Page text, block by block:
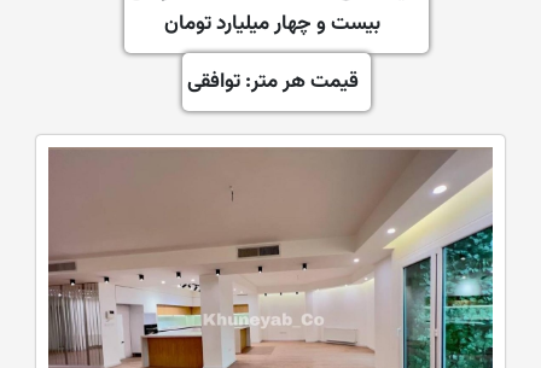
بیست و چهار میلیارد تومان
قیمت هر متر: توافقی